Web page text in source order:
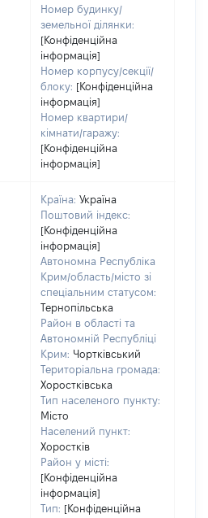
Номер будинку/
земельної ділянки:
[Конфіденційна
інформація]
Номер корпусу/секції/
блоку: [Конфіденційна
інформація]
Номер квартири/
кімнати/гаражу:
[Конфіденційна
інформація]
Країна: Україна
Поштовий індекс:
[Конфіденційна
інформація]
Автономна Республіка
Крим/область/місто зі
спеціальним статусом:
Тернопільська
Район в області та
Автономній Республіці
Крим: Чортківський
Територіальна громада:
Хоростківська
Тип населеного пункту:
Місто
Населений пункт:
Хоростків
Район у місті:
[Конфіденційна
інформація]
Тип: [Конфіденційна